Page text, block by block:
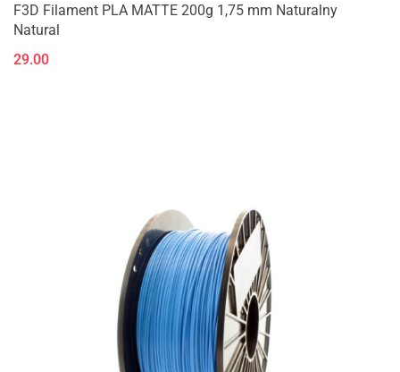
F3D Filament PLA MATTE 200g 1,75 mm Naturalny
Natural
29.00